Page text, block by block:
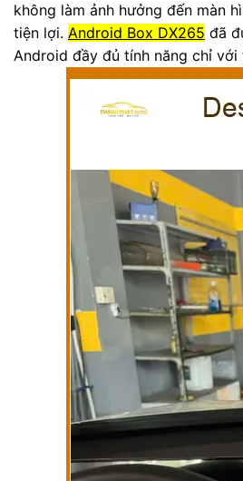
không làm ảnh hưởng đến màn
tiện lợi. Android Box DX265 đã
Android đầy đủ tính năng chỉ